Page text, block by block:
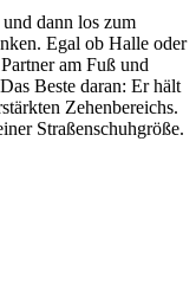
dann los zum
Egal ob Halle oder
am Fuß und
Beste daran: Er hält
Zehenbereichs.
Straßenschuhgröße.